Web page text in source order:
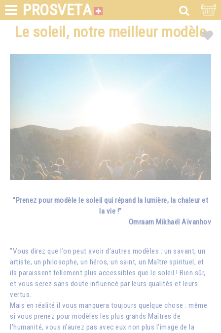
PROSVETA
Le soleil, notre meilleur modèle
"Prenez pour modèle le soleil qui répand la lumière, la chaleur et
la vie !"
Omraam Mikhaël Aïvanhov
"Vous direz que l’on peut avoir d’autres modèles : un savant, un
artiste, un philosophe, un héros, un saint, un Maître spirituel, et
ils paraissent tellement plus accessibles que le soleil ! Bien sûr,
et vous serez sans doute influencé par leurs qualités et leurs
vertus.
Mais en réalité il vous manquera toujours quelque chose : même
si vous prenez pour modèles les plus grands Maîtres de
l’humanité, vous n’aurez pas avec eux non plus l’image de la